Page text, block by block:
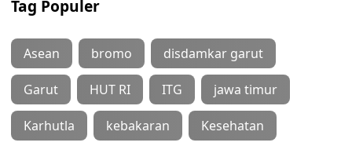
Tag Populer
Asean bromo disdamkar garut
Garut HUT RI ITG jawa timur
Karhutla kebakaran Kesehatan